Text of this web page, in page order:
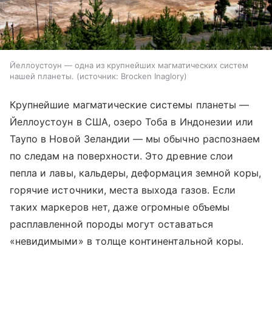
Йеллоустоун — одна из крупнейших магматических систем
нашей планеты.
источник: Brocken Inaglory
Крупнейшие магматические системы планеты —
Йеллоустоун в США, озеро Тоба в Индонезии или
Таупо в Новой Зеландии — мы обычно распознаем
по следам на поверхности. Это древние слои
пепла и лавы, кальдеры, деформация земной коры,
горячие источники, места выхода газов. Если
таких маркеров нет, даже огромные объемы
расплавленной породы могут оставаться
«невидимыми» в толще континентальной коры.